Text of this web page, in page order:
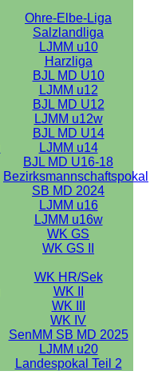
Ohre-Elbe-Liga
Salzlandliga
LJMM u10
Harzliga
BJL MD U10
LJMM u12
BJL MD U12
LJMM u12w
BJL MD U14
LJMM u14
BJL MD U16-18
Bezirksmannschaftspokal
SB MD 2024
LJMM u16
LJMM u16w
WK GS
WK GS II
WK HR/Sek
WK II
WK III
WK IV
SenMM SB MD 2025
LJMM u20
Landespokal Teil 2